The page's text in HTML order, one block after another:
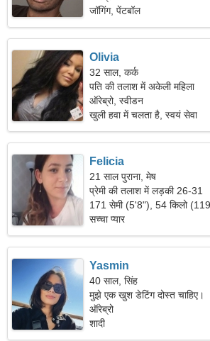
जॉगिंग, पेंटबॉल
Olivia
32 साल, कर्क
पति की तलाश में अकेली महिला
ऑरेब्रो, स्वीडन
खुली हवा में चलता है, स्वयं सेवा
Felicia
21 साल पुराना, मेष
प्रेमी की तलाश में लड़की 26-31
171 सेमी (5'8"), 54 किलो
सच्चा प्यार
Yasmin
40 साल, सिंह
मुझे एक खुश डेटिंग दोस्त चाहिए।
ऑरेब्रो
शादी